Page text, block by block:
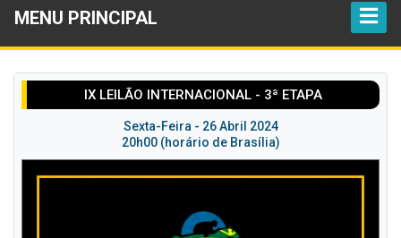
MENU PRINCIPAL
IX LEILÃO INTERNACIONAL - 3ª ETAPA
Sexta-Feira - 26 Abril 2024
20h00 (horário de Brasília)